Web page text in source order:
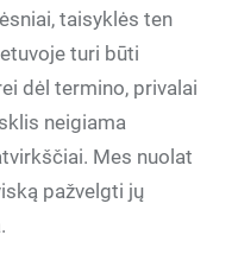
taisyklės ten
turi būti
dėl termino, privalai
neigiama
Mes nuolat
pažvelgti jų